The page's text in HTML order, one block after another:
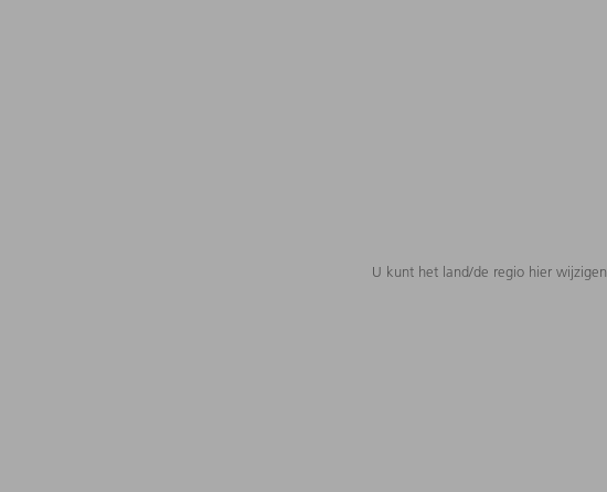
U kunt het land/de regio hier wijzigen